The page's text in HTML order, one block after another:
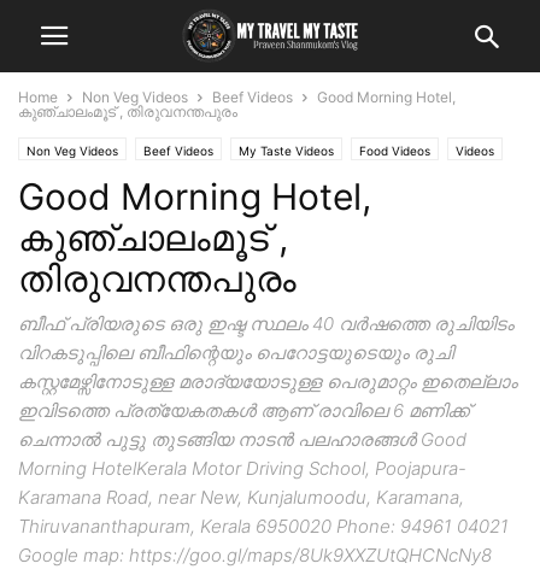
Home Non Veg Videos Beef Videos
Good Morning Hotel,
കുഞ്ചാലംമൂട് , തിരുവനന്തപുരം
Non Veg Videos Beef Videos My Taste Videos Food Videos Videos
Good Morning Hotel,
കുഞ്ചാലംമൂട് ,
തിരുവനന്തപുരം
ബീഫ് പ്രിയരുടെ ഒരു ഇഷ്ട സ്ഥലം 40 വർഷത്തെ രുചിയിടം
വിറകടുപ്പിലെ ബീഫിന്റെയും പെറോട്ടയുടെയും രുചി
കസ്റ്റമേഴ്സിനോടുള്ള മരാദ്യയോടുള്ള പെരുമാറ്റം ഇതെല്ലാം
ഇവിടത്തെ പ്രത്യേകതകൾ ആണ് രാവിലെ 6 മണിക്ക്
ചെന്നാൽ പുട്ടു തുടങ്ങിയ നാടൻ പലഹാരങ്ങൾ Good
Morning HotelKerala Motor Driving School, Poojapura-
Karamana Road, near New, Kunjalumoodu, Karamana,
Thiruvananthapuram, Kerala 6950020 Phone: 94961 04021
Google map: https://goo.gl/maps/8Uk9XXZUtQHCNcNy8